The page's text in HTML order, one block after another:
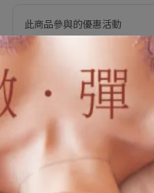
此商品參與的優惠活動
加購價專區
加入購物車